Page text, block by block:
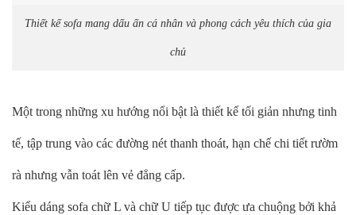
Thiết kế sofa mang dấu ấn cá nhân và phong cách yêu thích của gia
chủ
Một trong những xu hướng nổi bật là thiết kế tối giản nhưng tinh
tế, tập trung vào các đường nét thanh thoát, hạn chế chi tiết rườm
rà nhưng vẫn toát lên vẻ đẳng cấp.
Kiểu dáng sofa chữ L và chữ U tiếp tục được ưa chuộng bởi khả